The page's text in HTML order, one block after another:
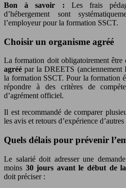
Bon à savoir : Les frais
d’hébergement sont
l’employeur pour la formation SSCT.
Choisir un organisme agréé
La formation doit obligatoirement être
agréé par la DREETS (anciennement
la formation SSCT. Pour la formation
répondre à des critères de
d’agrément officiel.
Il est recommandé de comparer
les avis et retours d’expérience
Quels délais pour prévenir
Le salarié doit adresser une
moins 30 jours avant le début de
doit préciser :